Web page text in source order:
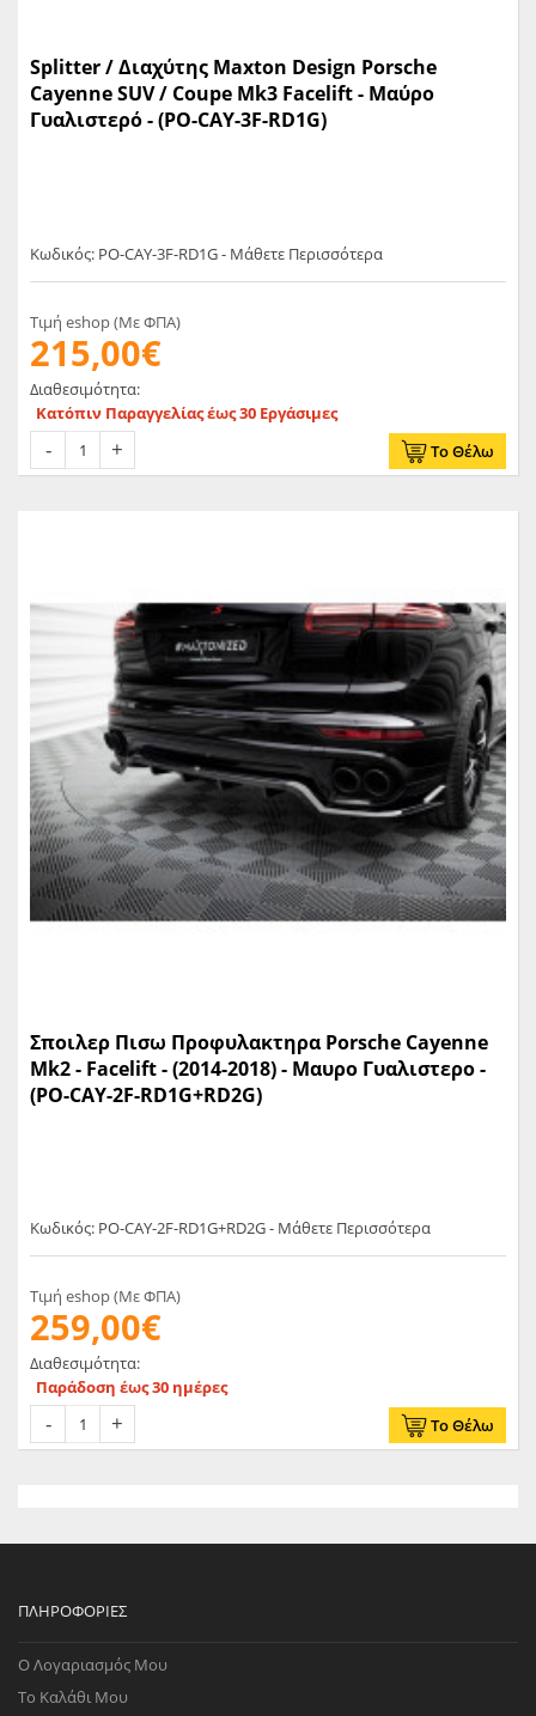
Splitter / Διαχύτης Maxton Design Porsche
Cayenne SUV / Coupe Mk3 Facelift - Μαύρο
Γυαλιστερό - (PO-CAY-3F-RD1G)
Κωδικός: PO-CAY-3F-RD1G - Μάθετε Περισσότερα
Τιμή eshop (Με ΦΠΑ)
215,00€
Διαθεσιμότητα:
Κατόπιν Παραγγελίας έως 30 Εργάσιμες
Το Θέλω
Σποιλερ Πισω Προφυλακτηρα Porsche Cayenne
Mk2 - Facelift - (2014-2018) - Μαυρο Γυαλιστερο -
(PO-CAY-2F-RD1G+RD2G)
Κωδικός: PO-CAY-2F-RD1G+RD2G - Μάθετε Περισσότερα
Τιμή eshop (Με ΦΠΑ)
259,00€
Διαθεσιμότητα:
Παράδοση έως 30 ημέρες
Το Θέλω
ΠΛΗΡΟΦΟΡΊΕΣ
Ο Λογαριασμός Μου
Το Καλάθι Μου